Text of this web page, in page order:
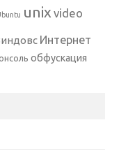
unix video
Интернет
обфускация